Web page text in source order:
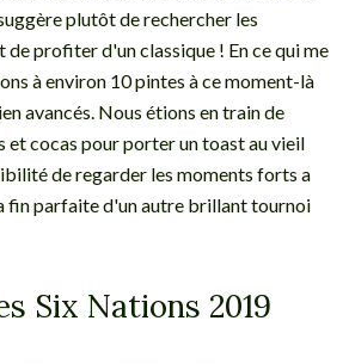
plutôt de rechercher les
de profiter d'un classique ! En ce qui me
à environ 10 pintes à ce moment-là
avancés. Nous étions en train de
et cocas pour porter un toast au vieil
de regarder les moments forts a
fin parfaite d'un autre brillant tournoi
Six Nations 2019